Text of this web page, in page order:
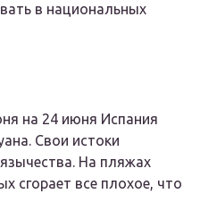
в национальных
на 24 июня Испания
Свои истоки
На пляжах
сгорает все плохое, что